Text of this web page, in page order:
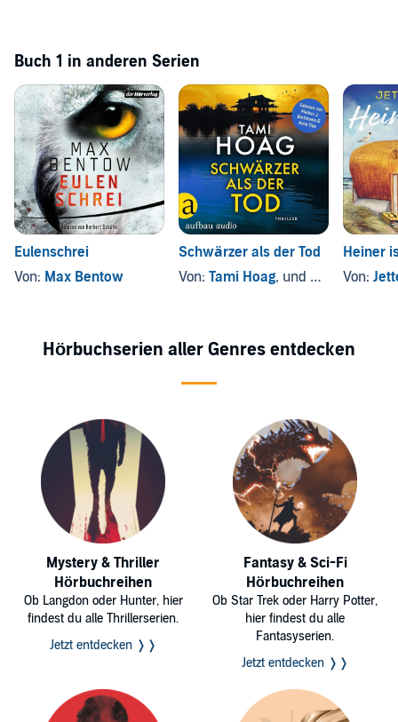
Buch 1 in anderen Serien
Eulenschrei
Von: Max Bentow
Schwärzer als der Tod
Von: Tami Hoag, und andere
Heiner
Von:
Hörbuchserien aller Genres entdecken
Mystery & Thriller
Hörbuchreihen
Ob Langdon oder Hunter, hier
findest du alle Thrillerserien.
Jetzt entdecken ❭❭
Fantasy & Sci-Fi
Hörbuchreihen
Ob Star Trek oder Harry Potter,
hier findest du alle
Fantasyserien.
Jetzt entdecken ❭❭